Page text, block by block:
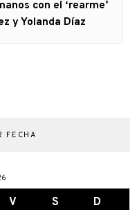
con el ‘rearme’
y Yolanda Díaz
FECHA
V S D